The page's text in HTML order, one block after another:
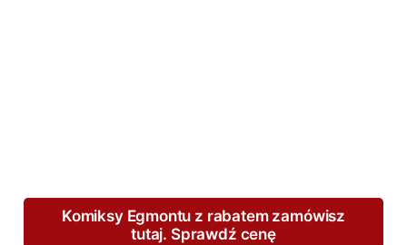
Komiksy Egmontu z rabatem zamówisz
tutaj. Sprawdź cenę